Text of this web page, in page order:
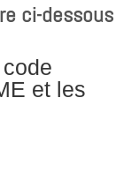
ci-dessous
et les